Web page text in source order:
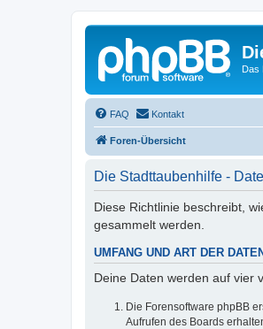
Das
FAQ Kontakt
Foren-Übersicht
Die Stadttaubenhilfe -
Diese Richtlinie beschreibt,
gesammelt werden.
UMFANG UND ART DER
Deine Daten werden auf vier
Die Forensoftware phpBB
Aufrufen des Boards